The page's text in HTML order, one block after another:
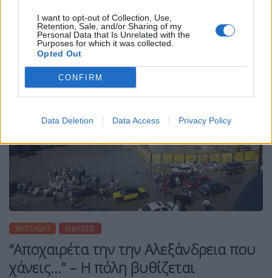
I want to opt-out of Collection, Use,
Retention, Sale, and/or Sharing of my
Personal Data that Is Unrelated with the
Purposes for which it was collected.
Opted Out
CONFIRM
Data Deletion Data Access Privacy Policy
SPOTLIGHT ΕΙΔΉΣΕΙΣ
“Αποχαιρέτα την την Αλεξάνδρεια που
χάνεις…” – Η πόλη βυθίζεται